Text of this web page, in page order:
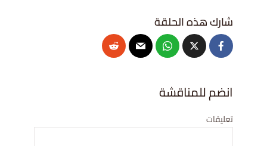
انضم للمناقشة
تعليقات